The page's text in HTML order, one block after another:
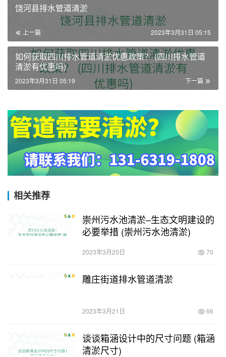
饶河县排水管道清淤
上一篇 2023年3月31日 05:15
如何获取四川排水管道清淤优惠政策？ (四川排水管道
清淤有优惠吗)
下一篇
2023年3月31日 05:19
相关推荐
崇州污水池清淤–生态文明建设的
必要举措 (崇州污水池清淤)
2023年3月20日 70
雕庄街道排水管道清淤
2023年3月21日 66
谈谈箱涵设计中的尺寸问题 (箱涵
清淤尺寸)